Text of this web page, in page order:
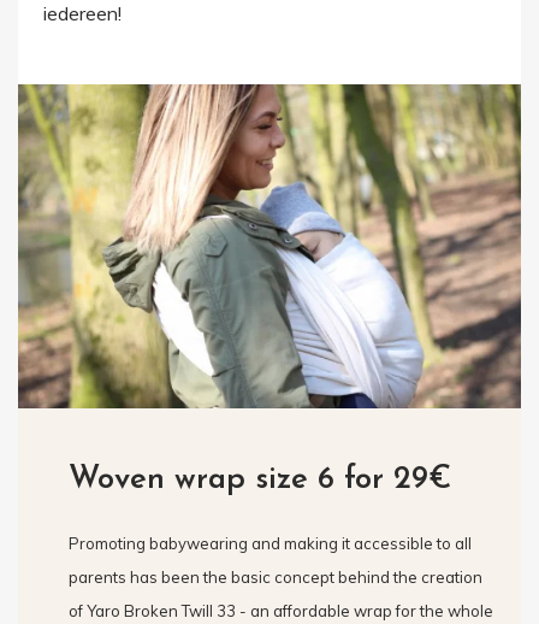
iedereen!
Woven wrap size 6 for 29€
Promoting babywearing and making it accessible to all
parents has been the basic concept behind the creation
of Yaro Broken Twill 33 - an affordable wrap for the whole